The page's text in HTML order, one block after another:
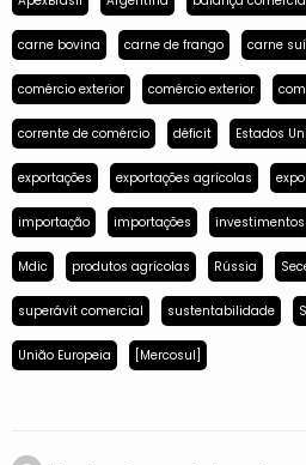
carne bovina carne de frango carne
comércio exterior comércio exterior
corrente de comércio déficit Estados
exportações exportações agrícolas
importação importações investimentos
Mdic produtos agrícolas Rússia
superávit comercial sustentabilidade
União Europeia [Mercosul]